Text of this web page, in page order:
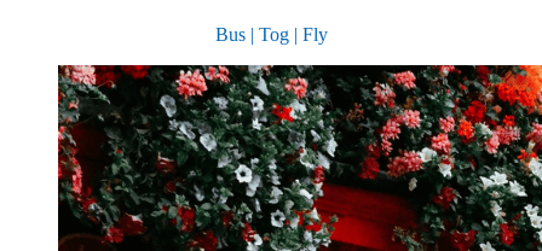
Bus | Tog | Fly